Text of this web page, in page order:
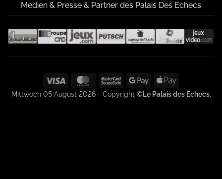
Medien & Presse & Partner des Palais Des Echecs
Visa MasterCardMasterCard
2
Google
Pay
Apple
Pay
Mittwoch 05 August 2026 - Copyright ©Le Palais des Echecs.